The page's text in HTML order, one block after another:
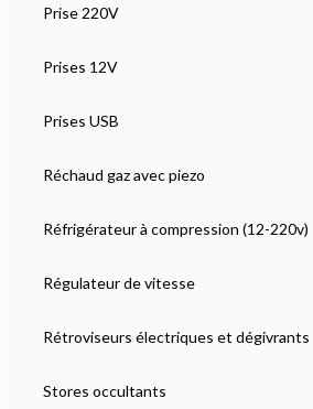
Prise 220V
Prises 12V
Prises USB
Réchaud gaz avec piezo
Réfrigérateur à compression (12-220v)
Régulateur de vitesse
Rétroviseurs électriques et dégivrants
Stores occultants